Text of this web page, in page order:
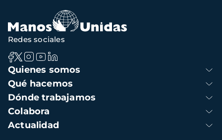
Navegación
principal
Quienes somos
Qué hacemos
Dónde trabajamos
Colabora
Actualidad
Redes sociales